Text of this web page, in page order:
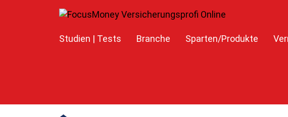
Studien | Tests Branche Sparten/Produkte